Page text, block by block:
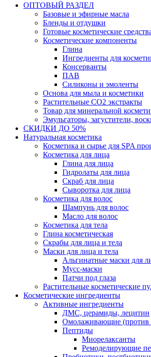
ОПТОВЫЙ РАЗДЕЛ
Базовые и эфирные масла
Бленды и отдушки
Готовые косметические
Косметические компоненты
Глина
Ингредиенты для
Консерванты
ПАВ
Силиконы и эмоленты
Основа для мыла и косметики
Растительные СО2 экстракты
Товар для минеральной
Эмульгаторы, загустители,
СКИДКИ ДО 50%
Натуральная косметика
Косметика и сырье для SPA
Косметика для лица
Глина для лица
Гидролаты для лица
Скраб для лица
Сыворотка для лица
Косметика для волос
Шампунь для волос
Масло для волос
Косметика для тела
Глина косметическая
Скрабы для лица и тела
Маски для лица и тела
Альгинатные маски для
Мусс-маски
Патчи под глаза
Растительные косметические
Косметические ингредиенты
Активные ингредиенты
ДМС, церамиды, лецитин
Омолаживающие
Пептиды
Миорелаксанты
Ремоделирующие